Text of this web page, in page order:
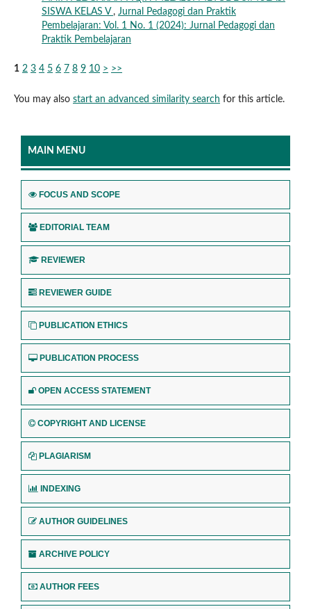
SISWA KELAS V , Jurnal Pedagogi dan Praktik
Pembelajaran: Vol. 1 No. 1 (2024): Jurnal Pedagogi dan
Praktik Pembelajaran
1 2 3 4 5 6 7 8 9 10 > >>
You may also start an advanced similarity search for this article.
MAIN MENU
FOCUS AND SCOPE
EDITORIAL TEAM
REVIEWER
REVIEWER GUIDE
PUBLICATION ETHICS
PUBLICATION PROCESS
OPEN ACCESS STATEMENT
COPYRIGHT AND LICENSE
PLAGIARISM
INDEXING
AUTHOR GUIDELINES
ARCHIVE POLICY
AUTHOR FEES